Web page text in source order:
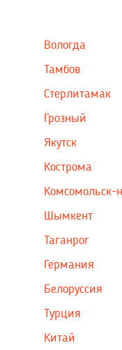
Вологда
Тамбов
Стерлитамак
Грозный
Якутск
Кострома
Комсомольск-
Шымкент
Таганрог
Германия
Белоруссия
Турция
Китай